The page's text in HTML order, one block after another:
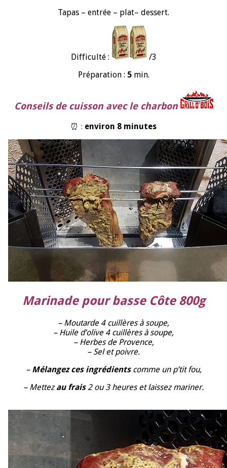
Tapas – entrée – plat– dessert.
Difficulté :
/3
Préparation : 5min.
Conseils de cuisson avec le charbon
⏰ : environ 8 minutes
Marinade pour basse Côte 800g
– Moutarde 4 cuillères à soupe,
– Huile d’olive 4 cuillères à soupe,
– Herbes de Provence,
– Sel et poivre.
– Mélangez ces ingrédientscomme un p’tit fou,
– Mettezau frais2 ou 3 heures et laissez mariner.